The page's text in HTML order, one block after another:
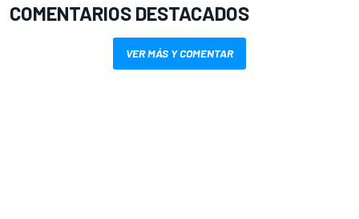
COMENTARIOS DESTACADOS
VER MÁS Y COMENTAR